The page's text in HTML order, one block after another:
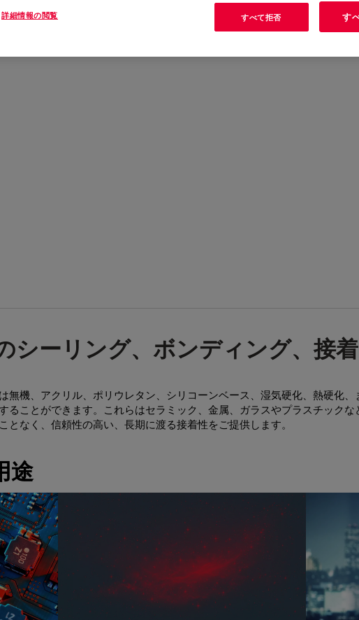
シーリング、ボンディング、接着
無機、アクリル、ポリウレタン、シリコーンベース、湿気硬化、熱硬化、
ることができます。これらはセラミック、金属、ガラスやプラスチックな
なく、信頼性の高い、長期に渡る接着性をご提供します。
途
詳細情報の閲覧 すべて拒否 す